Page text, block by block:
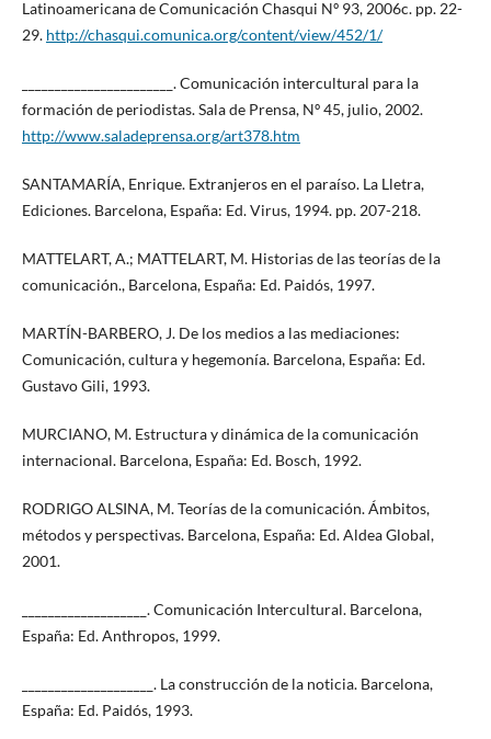
Latinoamericana de Comunicación Chasqui Nº 93, 2006c. pp. 22-
29. http://chasqui.comunica.org/content/view/452/1/
_______________________. Comunicación intercultural para la
formación de periodistas. Sala de Prensa, Nº 45, julio, 2002.
http://www.saladeprensa.org/art378.htm
SANTAMARÍA, Enrique. Extranjeros en el paraíso. La Lletra,
Ediciones. Barcelona, España: Ed. Virus, 1994. pp. 207-218.
MATTELART, A.; MATTELART, M. Historias de las teorías de la
comunicación., Barcelona, España: Ed. Paidós, 1997.
MARTÍN-BARBERO, J. De los medios a las mediaciones:
Comunicación, cultura y hegemonía. Barcelona, España: Ed.
Gustavo Gili, 1993.
MURCIANO, M. Estructura y dinámica de la comunicación
internacional. Barcelona, España: Ed. Bosch, 1992.
RODRIGO ALSINA, M. Teorías de la comunicación. Ámbitos,
métodos y perspectivas. Barcelona, España: Ed. Aldea Global,
2001.
___________________. Comunicación Intercultural. Barcelona,
España: Ed. Anthropos, 1999.
____________________. La construcción de la noticia. Barcelona,
España: Ed. Paidós, 1993.